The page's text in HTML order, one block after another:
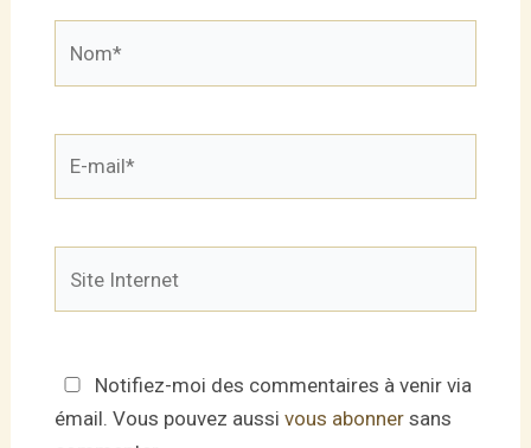
Internet
Notifiez-moi des commentaires à venir via
émail. Vous pouvez aussi vous abonnersans